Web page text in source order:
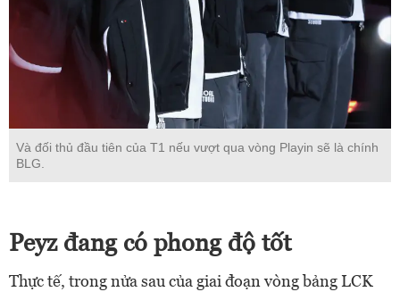
Và đối thủ đầu tiên của T1 nếu vượt qua vòng Playin sẽ là chính
BLG.
Peyz đang có phong độ tốt
Thực tế, trong nửa sau của giai đoạn vòng bảng LCK